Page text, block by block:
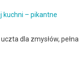
kuchni – pikantne
dla zmysłów, pełna